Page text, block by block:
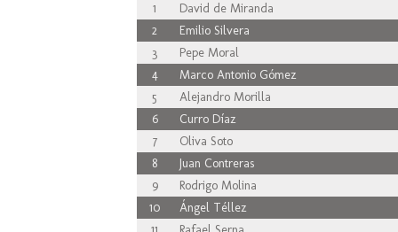
1 David de Miranda
2
Emilio Silvera
3
Pepe Moral
4
Marco Antonio Gómez
5
Alejandro Morilla
6
Curro Díaz
7
Oliva Soto
8
Juan Contreras
9
Rodrigo Molina
10
Ángel Téllez